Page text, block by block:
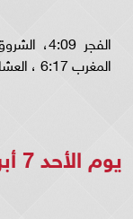
المغرب 6:17 ، العشاء 7:36.
يوم الأحد 7 أبريل الموافق 28 رمضان 1445